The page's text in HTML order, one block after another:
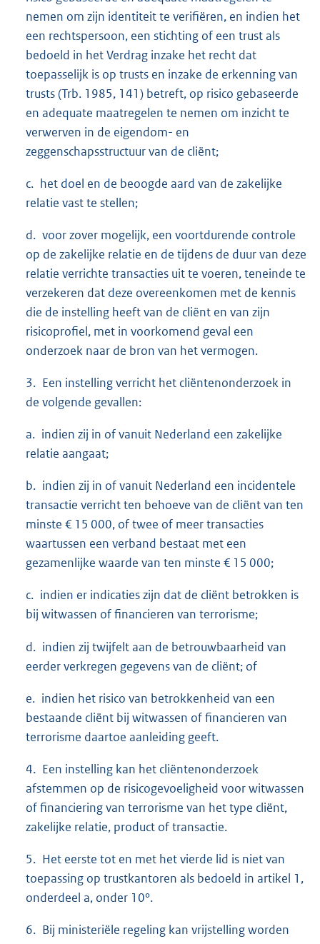
nemen om zijn identiteit te verifiëren, en indien het
een rechtspersoon, een stichting of een trust als
bedoeld in het Verdrag inzake het recht dat
toepasselijk is op trusts en inzake de erkenning van
trusts (Trb. 1985, 141) betreft, op risico gebaseerde
en adequate maatregelen te nemen om inzicht te
verwerven in de eigendom- en
zeggenschapsstructuur van de cliënt;
c. het doel en de beoogde aard van de zakelijke
relatie vast te stellen;
d. voor zover mogelijk, een voortdurende controle
op de zakelijke relatie en de tijdens de duur van deze
relatie verrichte transacties uit te voeren, teneinde te
verzekeren dat deze overeenkomen met de kennis
die de instelling heeft van de cliënt en van zijn
risicoprofiel, met in voorkomend geval een
onderzoek naar de bron van het vermogen.
3. Een instelling verricht het cliëntenonderzoek in
de volgende gevallen:
a. indien zij in of vanuit Nederland een zakelijke
relatie aangaat;
b. indien zij in of vanuit Nederland een incidentele
transactie verricht ten behoeve van de cliënt van ten
minste € 15 000, of twee of meer transacties
waartussen een verband bestaat met een
gezamenlijke waarde van ten minste € 15 000;
c. indien er indicaties zijn dat de cliënt betrokken is
bij witwassen of financieren van terrorisme;
d. indien zij twijfelt aan de betrouwbaarheid van
eerder verkregen gegevens van de cliënt; of
e. indien het risico van betrokkenheid van een
bestaande cliënt bij witwassen of financieren van
terrorisme daartoe aanleiding geeft.
4. Een instelling kan het cliëntenonderzoek
afstemmen op de risicogevoeligheid voor witwassen
of financiering van terrorisme van het type cliënt,
zakelijke relatie, product of transactie.
5. Het eerste tot en met het vierde lid is niet van
toepassing op trustkantoren als bedoeld in artikel 1,
onderdeel a, onder 10°.
6. Bij ministeriële regeling kan vrijstelling worden